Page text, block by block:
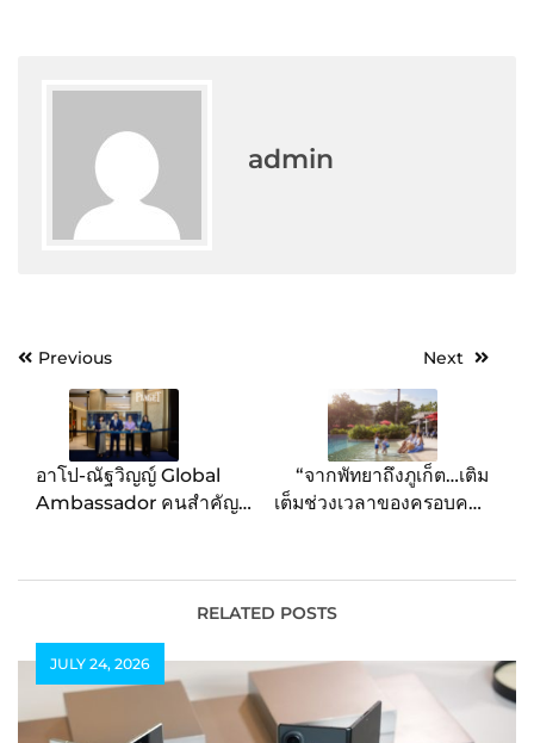
admin
PostPrevious
อาโป-ณัฐวิญญ์ Global
Ambassador คนสำคัญ
ณ ประเทศสิงคโปร์
Next
“จากพัทยาถึงภูเก็ต…เติม
เต็มช่วงเวลาของครอบครัว
RELATED POSTS
JULY 24, 2026